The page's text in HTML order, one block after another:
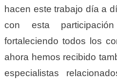
hacen este trabajo día a
con esta
fortaleciendo todos los
ahora hemos recibido
especialistas